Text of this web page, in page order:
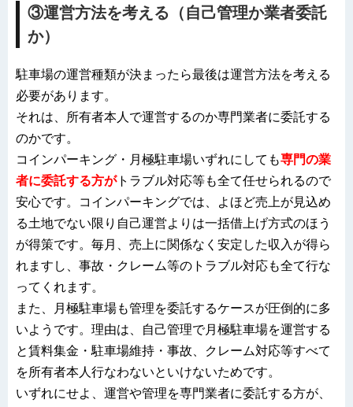
③運営方法を考える（自己管理か業者委託
か）
駐車場の運営種類が決まったら最後は運営方法を考える
必要があります。
それは、所有者本人で運営するのか専門業者に委託する
のかです。
コインパーキング・月極駐車場いずれにしても専門の業
者に委託する方がトラブル対応等も全て任せられるので
安心です。コインパーキングでは、よほど売上が見込め
る土地でない限り自己運営よりは一括借上げ方式のほう
が得策です。毎月、売上に関係なく安定した収入が得ら
れますし、事故・クレーム等のトラブル対応も全て行な
ってくれます。
また、月極駐車場も管理を委託するケースが圧倒的に多
いようです。理由は、自己管理で月極駐車場を運営する
と賃料集金・駐車場維持・事故、クレーム対応等すべて
を所有者本人行なわないといけないためです。
いずれにせよ、運営や管理を専門業者に委託する方が、